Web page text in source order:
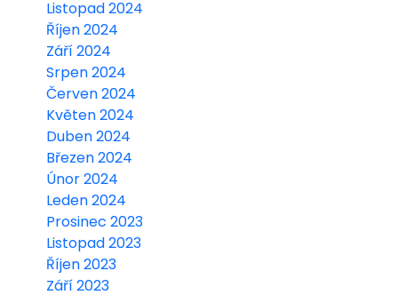
Listopad 2024
Říjen 2024
Září 2024
Srpen 2024
Červen 2024
Květen 2024
Duben 2024
Březen 2024
Únor 2024
Leden 2024
Prosinec 2023
Listopad 2023
Říjen 2023
Září 2023